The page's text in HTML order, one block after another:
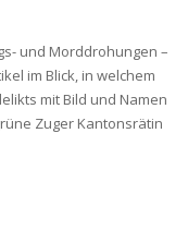
und Morddrohungen –
im Blick, in welchem
mit Bild und Namen
Zuger Kantonsrätin